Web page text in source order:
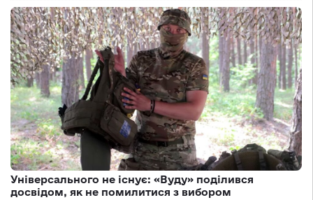
Універсального не існує: «Вуду» поділився
досвідом, як не помилитися з вибором